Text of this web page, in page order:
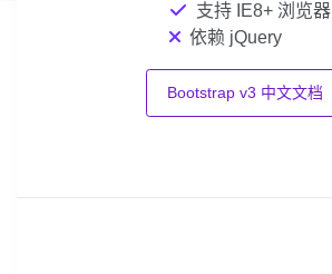
支持 IE8+ 浏览器
依赖 jQuery
Bootstrap v3 中文文档